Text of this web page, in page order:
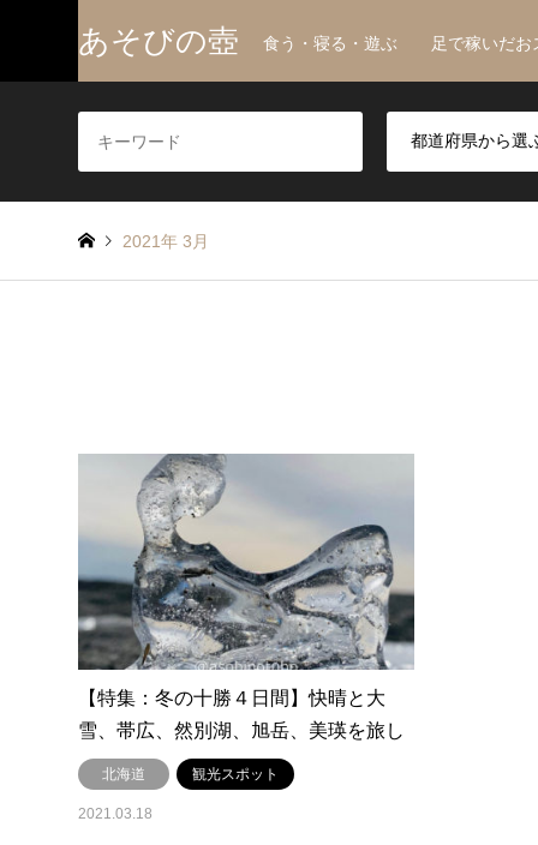
あそびの壺 食う・寝る・遊ぶ 足で稼いだお
2021年 3月
【特集：冬の十勝４日間】快晴と大
雪、帯広、然別湖、旭岳、美瑛を旅し
ました。
北海道 観光スポット
2021.03.18